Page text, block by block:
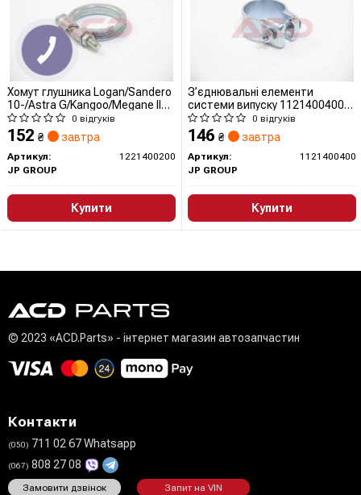
Хомут глушника Logan/Sandero
10-/Astra G/Kangoo/Megane II
(49,1mm)
0 відгуків
152 ₴ завтра
Артикул:
1221400200
JP GROUP
Купити
З’єднювальні елементи
системи випуску 1121400400
JP GROUP (QUINTON HAZELL)
0 відгуків
146 ₴ завтра
Артикул:
1121400400
JP GROUP
Купити
© 2023 «ACD.Parts» - інтернет магазин автозапчастин
Контакти
(050) 711 02 67 Whatsapp
(067) 808 27 08
Замовити дзвінок Запит на VIN